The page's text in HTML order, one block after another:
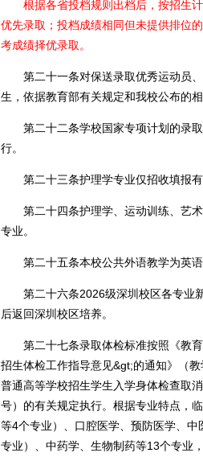
根据各省投档规则出档后，按招生计
优先录取；投档成绩相同但未提供排位
考成绩择优录取。
第二十一条对保送录取优秀运动员、
生，依据教育部有关规定和我校公布的相
第二十二条学校国家专项计划的录取
行。
第二十三条护理学专业仅招收填报有
第二十四条护理学、运动训练、艺术
专业。
第二十五条本校公共外语教学为英语
第二十六条2026级深圳校区各专业新
后返回深圳校区培养。
第二十七条录取体检标准按照《教育
招生体检工作指导意见&gt;的通知》（
普通高等学校招生学生入学身体检查取
号）的有关规定执行。根据专业特点，
等4个专业）、口腔医学、预防医学、
专业）、中药学、生物制药等13个专业